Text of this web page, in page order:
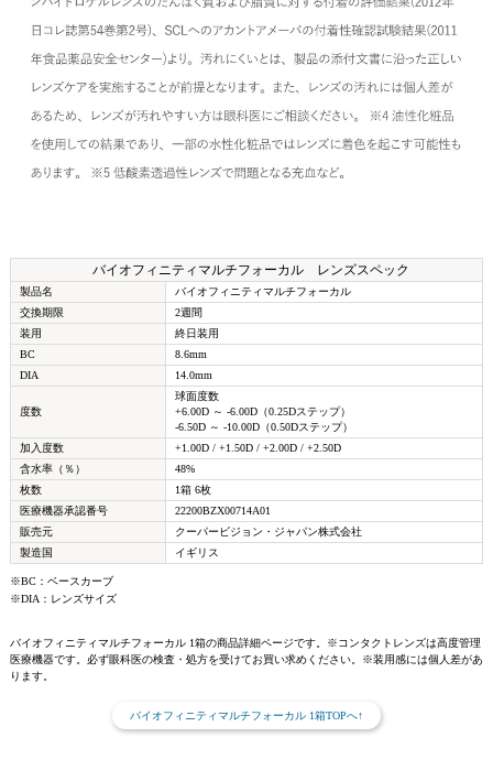
バイオフィニティマルチフォーカル レンズスペック
製品名
バイオフィニティマルチフォーカル
交換期限
2週間
装用
終日装用
BC
8.6mm
DIA
14.0mm
度数
球面度数
+6.00D ～ -6.00D（0.25Dステップ）
-6.50D ～ -10.00D（0.50Dステップ）
加入度数
+1.00D / +1.50D / +2.00D / +2.50D
含水率（％）
48%
枚数
1箱 6枚
医療機器承認番号
22200BZX00714A01
販売元
クーパービジョン・ジャパン株式会社
製造国
イギリス
※BC：ベースカーブ
※DIA：レンズサイズ
バイオフィニティマルチフォーカル 1箱の商品詳細ページです。※コンタクトレンズは高度管理
医療機器です。必ず眼科医の検査・処方を受けてお買い求めください。※装用感には個人差があ
ります。
バイオフィニティマルチフォーカル 1箱TOPへ↑